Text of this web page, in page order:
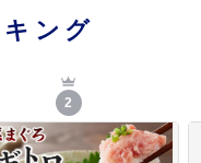
ング
2